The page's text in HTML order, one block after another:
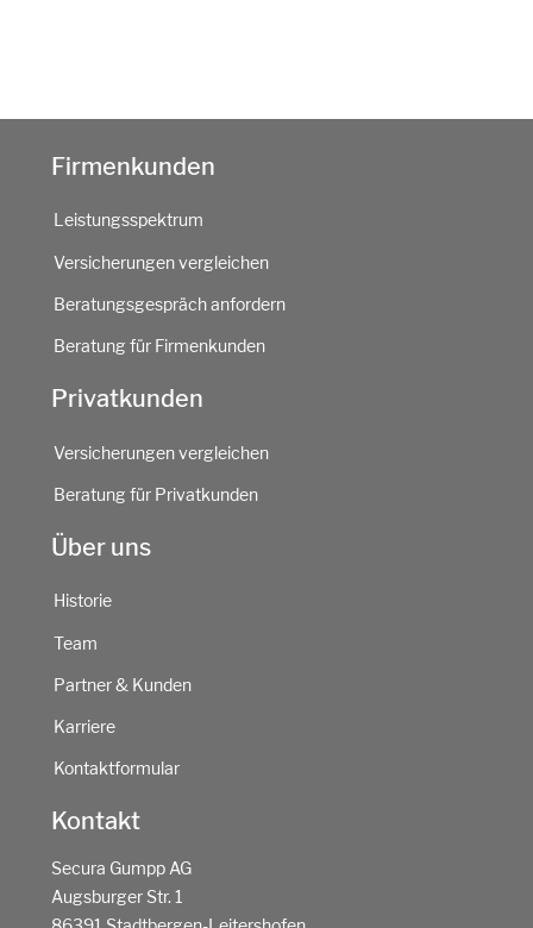
Firmenkunden
Leistungsspektrum
Versicherungen vergleichen
Beratungsgespräch anfordern
Beratung für Firmenkunden
Privatkunden
Versicherungen vergleichen
Beratung für Privatkunden
Über uns
Historie
Team
Partner & Kunden
Karriere
Kontaktformular
Kontakt
Secura Gumpp AG
Augsburger Str. 1